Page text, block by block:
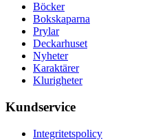
Böcker
Bokskaparna
Prylar
Deckarhuset
Nyheter
Karaktärer
Klurigheter
Kundservice
Integritetspolicy